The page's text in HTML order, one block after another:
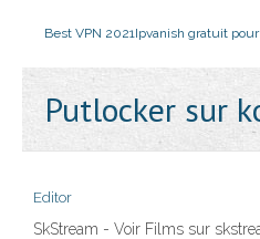
Best VPN 2021Ipvanish gratuit
Putlocker sur
Editor
SkStream - Voir Films sur